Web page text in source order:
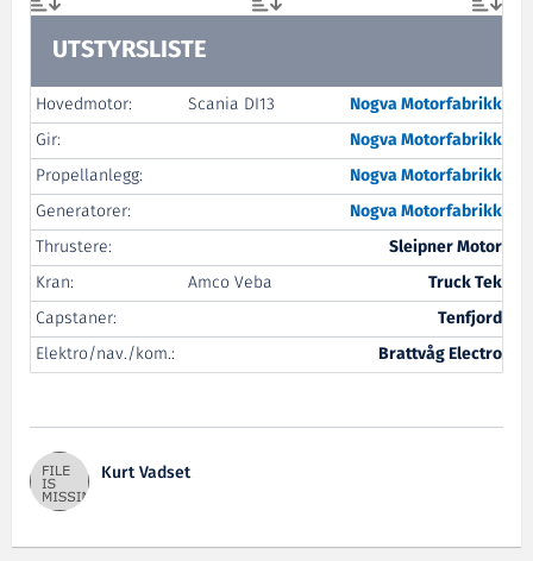
UTSTYRSLISTE
Hovedmotor: Scania DI13
Nogva Motorfabrikk
Gir:
Nogva Motorfabrikk
Propellanlegg:
Nogva Motorfabrikk
Generatorer:
Nogva Motorfabrikk
Thrustere:
Sleipner Motor
Kran:
Amco Veba
Truck Tek
Capstaner:
Tenfjord
Elektro/nav./kom.:
Brattvåg Electro
Kurt Vadset